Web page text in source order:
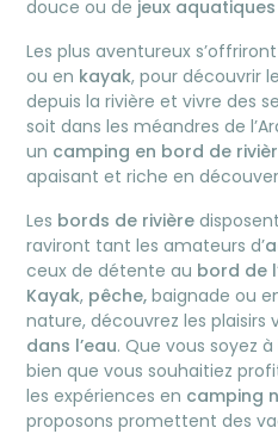
douce ou de jeux aquatiques
Les plus aventureux
ou en kayak, pour découvrir
depuis la rivière et vivre des
soit dans les méandres de
un camping en bord de
apaisant et riche en
Les bords de rivière
raviront tant les amateurs d’
ceux de détente au bord de
Kayak, pêche,baignade ou
nature, découvrez les plaisirs
dans l’eau. Que vous soyez
bien que vous souhaitiez
les expériences en camping
proposons promettent des